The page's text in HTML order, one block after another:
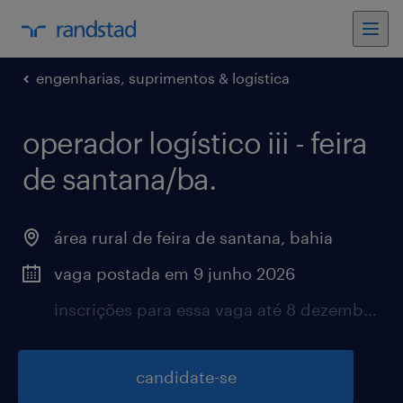
engenharias, suprimentos & logística
operador logístico iii - feira
de santana/ba.
área rural de feira de santana, bahia
vaga postada em 9 junho 2026
inscrições para essa vaga até 8 dezembro 2026
candidate-se